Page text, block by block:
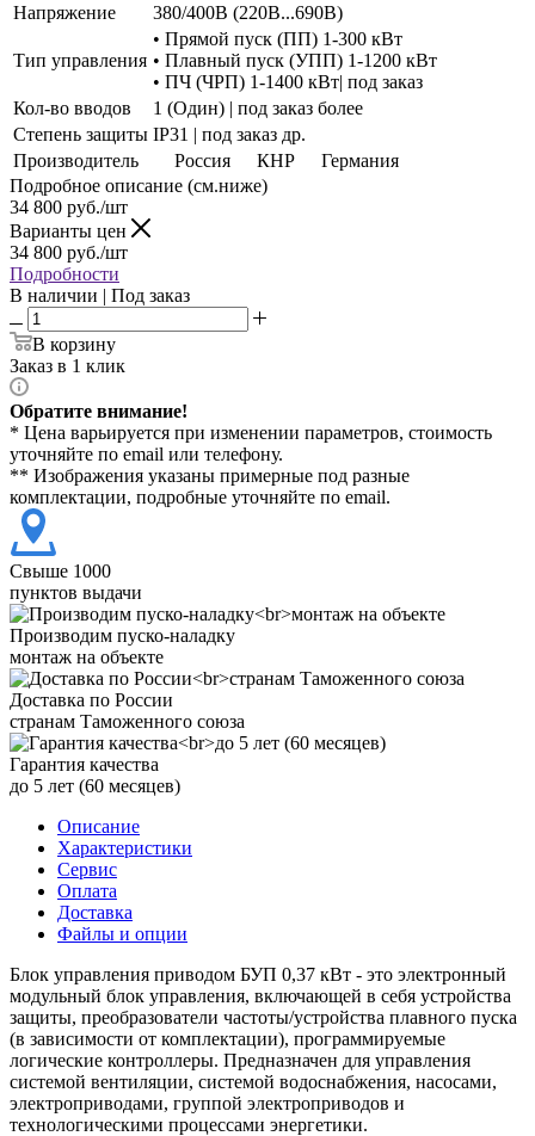
Напряжение
380/400В (220В...690В)
Тип управления
• Прямой пуск (ПП) 1-300 кВт
• Плавный пуск (УПП) 1-1200 кВт
• ПЧ (ЧРП) 1-1400 кВт| под заказ
Кол-во вводов
1 (Один) | под заказ более
Степень защиты IP31 | под заказ др.
Производитель
Россия КНР
Германия
Подробное описание (см.ниже)
34 800 руб./шт
Варианты цен
34 800 руб./шт
Подробности
В наличии | Под заказ
В корзину
Заказ в 1 клик
Обратите внимание!
* Цена варьируется при изменении параметров, стоимость
уточняйте по email или телефону.
** Изображения указаны примерные под разные
комплектации, подробные уточняйте по email.
Свыше 1000
пунктов выдачи
Производим пуско-наладку
монтаж на объекте
Доставка по России
странам Таможенного союза
Гарантия качества
до 5 лет (60 месяцев)
Описание
Характеристики
Сервис
Оплата
Доставка
Файлы и опции
Блок управления приводом БУП 0,37 кВт - это электронный
модульный блок управления, включающей в себя устройства
защиты, преобразователи частоты/устройства плавного пуска
(в зависимости от комплектации), программируемые
логические контроллеры. Предназначен для управления
системой вентиляции, системой водоснабжения, насосами,
электроприводами, группой электроприводов и
технологическими процессами энергетики.